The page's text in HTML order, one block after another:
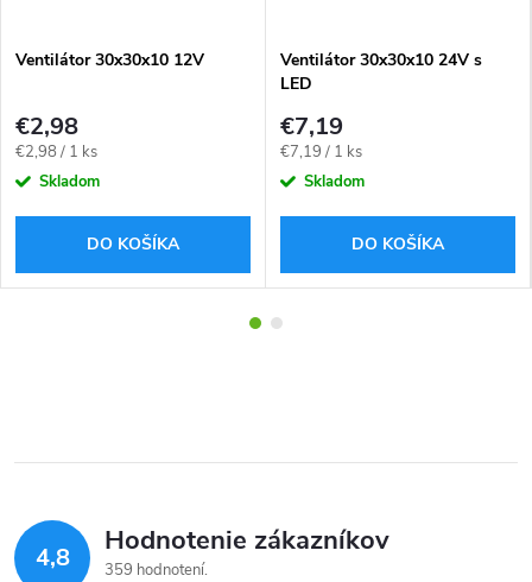
Ventilátor 30x30x10 12V
€2,98
Jednotková
cena:
€2,98 / 1 ks
Skladom
DO KOŠÍKA
Ventilátor 30x30x10 24V s
LED
€7,19
Jednotková
cena:
€7,19 / 1 ks
Skladom
DO KOŠÍKA
4,8 Hodnotenie zákazníkov
359 hodnotení